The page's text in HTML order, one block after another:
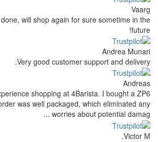
Very nice - well done, will shop again for
Very good customer
Very good experience shopping at
Special, and the order was well packaged,
worries about